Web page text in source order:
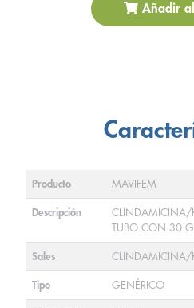
Añadir
Producto MAVIFEM
Descripción
TUBO CON 30 G
Sales CLINDAMICINA/
Tipo GENÉRICO